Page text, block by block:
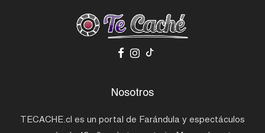
Nosotros
TECACHE.cl es un portal de Farándula y espectáculos